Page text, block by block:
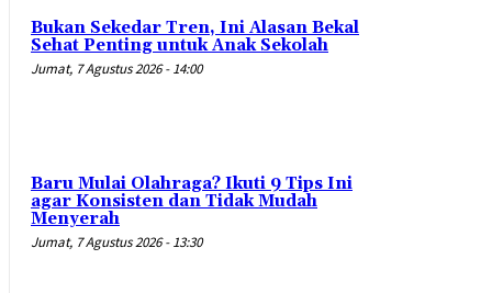
Bukan Sekedar Tren, Ini Alasan Bekal
Sehat Penting untuk Anak Sekolah
Jumat, 7 Agustus 2026 - 14:00
Baru Mulai Olahraga? Ikuti 9 Tips Ini
agar Konsisten dan Tidak Mudah
Menyerah
Jumat, 7 Agustus 2026 - 13:30